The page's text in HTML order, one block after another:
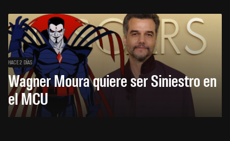
HACE 2 DÍAS
Wagner Moura quiere ser Siniestro en
el MCU